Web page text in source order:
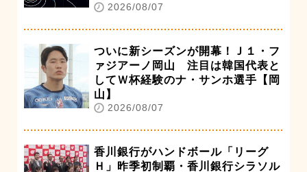
2026/08/07
ついに新シーズンが開幕！Ｊ１・フ
ァジアーノ岡山 注目は韓国代表と
してＷ杯経験のナ・サンホ選手【岡
山】
2026/08/07
香川銀行がハンドボール「リーグ
Ｈ」昨季初制覇・香川銀行シラソル